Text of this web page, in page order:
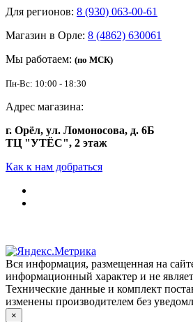
Для регионов: 8 (930) 063-00-61
Магазин в Орле: 8 (4862) 630061
Мы работаем: (по МСК)
Пн-Вс: 10:00 - 18:30
Адрес магазина:
г. Орёл, ул. Ломоносова, д. 6Б
ТЦ "УТЁС", 2 этаж
Как к нам добраться
Вся информация, размещенная на
информационный характер и не
Технические данные и комплект
изменены производителем без
×